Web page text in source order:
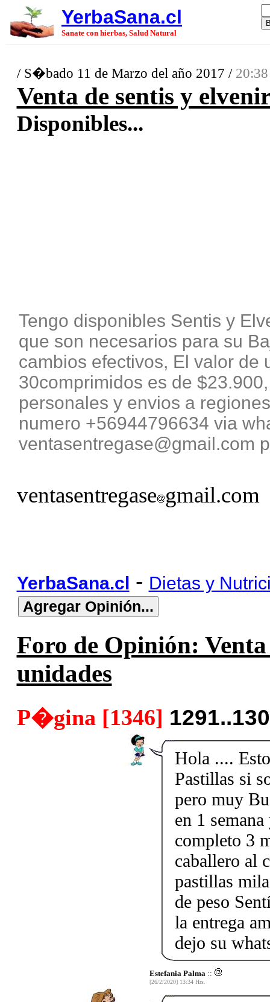
YerbaSana.cl
Sanate con hierbas, Salud Natural
/ S�bado 11 de Marzo del año 2017 /
Venta de sentis y
Disponibles...
Tengo disponibles Sentis y
que son necesarios para su
cambios efectivos, El valor de
30comprimidos es de
personales y envios a
numero +56944796634 via
ventasentregase@gmail.com
ventasentregase gmail.com
YerbaSana.cl - Dietas y
Foro de Opinión:
unidades
P�gina [1346]
Hola ....
Pastillas si
pero muy
en 1
completo 3
caballero al
pastillas
de peso
la entrega
dejo su
Estefania Palma ::
[26/2/2020] 13:34 Hrs.